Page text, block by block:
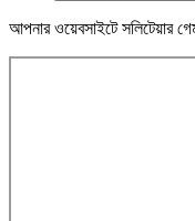
আপনার ওয়েবসাইটে সলিটেয়ার